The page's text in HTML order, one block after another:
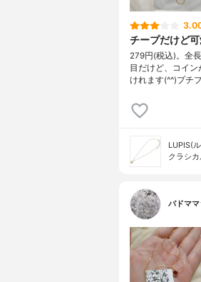
チープだけど可
279円(税込)。全
目だけど、コイ
けれます(^^)プチ
LUPIS(
クラシ
バドマ